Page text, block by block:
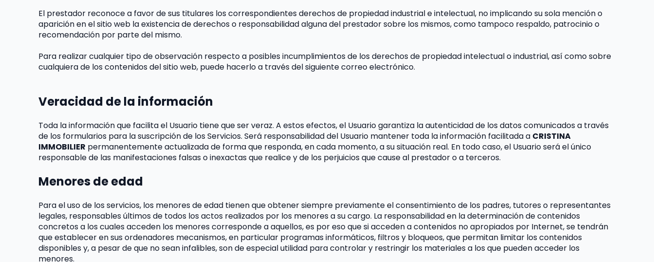
El prestador reconoce a favor de sus titulares los correspondientes derechos de propiedad industrial e intelectual, no implicando su sola mención o
aparición en el sitio web la existencia de derechos o responsabilidad alguna del prestador sobre los mismos, como tampoco respaldo, patrocinio o
recomendación por parte del mismo.
Para realizar cualquier tipo de observación respecto a posibles incumplimientos de los derechos de propiedad intelectual o industrial, así como sobre
cualquiera de los contenidos del sitio web, puede hacerlo a través del siguiente correo electrónico.
Veracidad de la información
Toda la información que facilita el Usuario tiene que ser veraz. A estos efectos, el Usuario garantiza la autenticidad de los datos comunicados a través
de los formularios para la suscripción de los Servicios. Será responsabilidad del Usuario mantener toda la información facilitada a CRISTINA
IMMOBILIER permanentemente actualizada de forma que responda, en cada momento, a su situación real. En todo caso, el Usuario será el único
responsable de las manifestaciones falsas o inexactas que realice y de los perjuicios que cause al prestador o a terceros.
Menores de edad
Para el uso de los servicios, los menores de edad tienen que obtener siempre previamente el consentimiento de los padres, tutores o representantes
legales, responsables últimos de todos los actos realizados por los menores a su cargo. La responsabilidad en la determinación de contenidos
concretos a los cuales acceden los menores corresponde a aquellos, es por eso que si acceden a contenidos no apropiados por Internet, se tendrán
que establecer en sus ordenadores mecanismos, en particular programas informáticos, filtros y bloqueos, que permitan limitar los contenidos
disponibles y, a pesar de que no sean infalibles, son de especial utilidad para controlar y restringir los materiales a los que pueden acceder los
menores.